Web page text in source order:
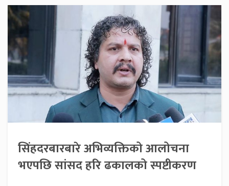
सिंहदरबारबारे अभिव्यक्तिको आलोचना
भएपछि सांसद हरि ढकालको स्पष्टीकरण